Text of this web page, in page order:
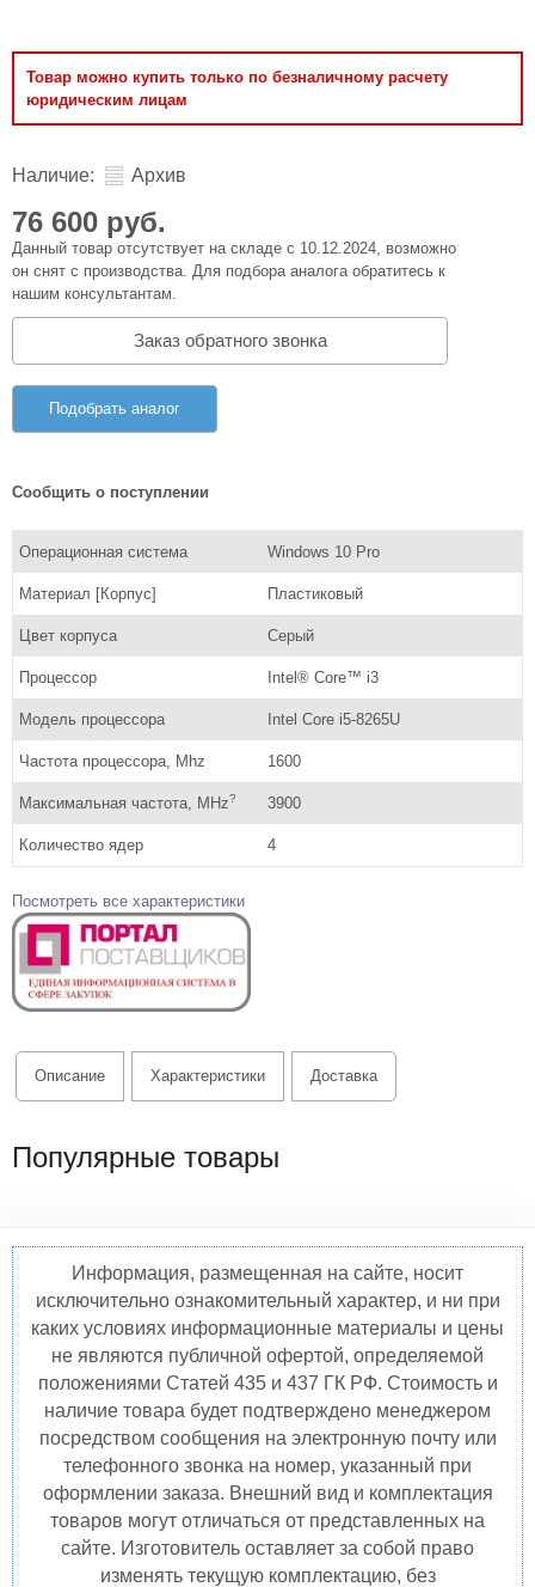
Товар можно купить только по безналичному расчету
юридическим лицам
Наличие: Архив
76 600 руб.
Данный товар отсутствует на складе с 10.12.2024, возможно
он снят с производства. Для подбора аналога обратитесь к
нашим консультантам.
Заказ обратного звонка
Подобрать аналог
Сообщить о поступлении
Операционная система Windows 10 Pro
Материал [Корпус] Пластиковый
Цвет корпуса Серый
Процессор Intel® Core™ i3
Модель процессора Intel Core i5-8265U
Частота процессора, Mhz 1600
Максимальная частота, MHz? 3900
Количество ядер 4
Посмотреть все характеристики
Описание Характеристики Доставка
Популярные товары
Информация, размещенная на сайте, носит
исключительно ознакомительный характер, и ни при
каких условиях информационные материалы и цены
не являются публичной офертой, определяемой
положениями Статей 435 и 437 ГК РФ. Стоимость и
наличие товара будет подтверждено менеджером
посредством сообщения на электронную почту или
телефонного звонка на номер, указанный при
оформлении заказа. Внешний вид и комплектация
товаров могут отличаться от представленных на
сайте. Изготовитель оставляет за собой право
изменять текущую комплектацию, без